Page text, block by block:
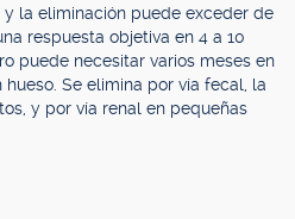
la eliminación puede exceder de
respuesta objetiva en 4 a 10
puede necesitar varios meses en
Se elimina por vía fecal, la
y por vía renal en pequeñas